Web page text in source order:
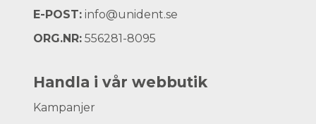
E-POST: info@unident.se
ORG.NR: 556281-8095
Handla i vår webbutik
Kampanjer